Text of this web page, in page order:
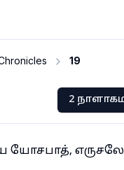
19
2
யோசபாத்,